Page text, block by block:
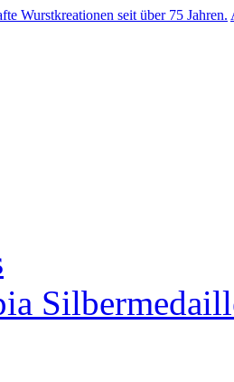
Wurstkreationen seit über 75 Jahren.